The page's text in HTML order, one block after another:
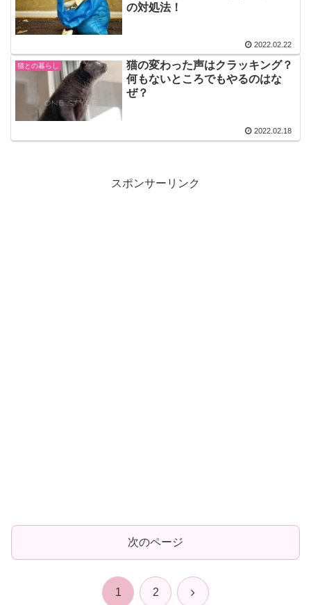
の対処法！
2022.02.22
猫との暮らし
猫の変わった声はクラッキング？
何もないところでもやるのはな
ぜ？
2022.02.18
スポンサーリンク
次のページ
1 2 次